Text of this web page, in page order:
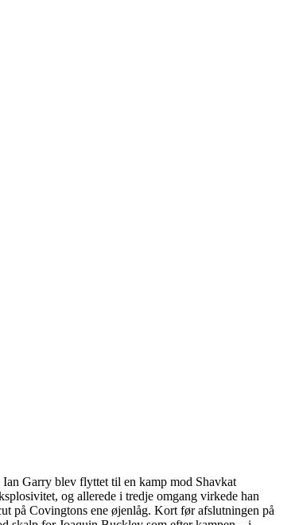
Garry blev flyttet til en kamp mod Shavkat
og allerede i tredje omgang virkede han
på Covingtons ene øjenlåg. Kort før afslutningen på